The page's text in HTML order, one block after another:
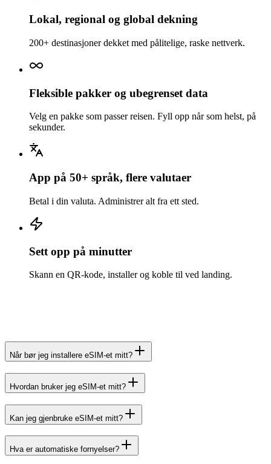
Lokal, regional og global dekning
200+ destinasjoner dekket med pålitelige, raske nettverk.
Fleksible pakker og ubegrenset data
Velg en pakke som passer reisen. Fyll opp når som helst, på
sekunder.
App på 50+ språk, flere valutaer
Betal i din valuta. Administrer alt fra ett sted.
Sett opp på minutter
Skann en QR-kode, installer og koble til ved landing.
Når bør jeg installere eSIM-et mitt?
Hvordan bruker jeg eSIM-et mitt?
Kan jeg gjenbruke eSIM-et mitt?
Hva er automatiske fornyelser?